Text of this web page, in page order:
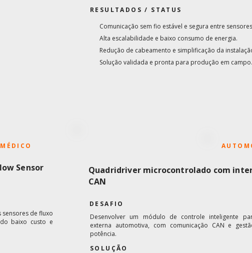
RESULTADOS / STATUS
Comunicação sem fio estável e segura entre
Alta escalabilidade e baixo consumo de energia.
Redução de cabeamento e simplificação da
Solução validada e pronta para produção em campo.
MÉDICO
Sensor
de fluxo
baixo custo e
Quadridriver microcontrolado com
CAN
DESAFIO
Desenvolver um módulo de controle inteligente
externa automotiva, com comunicação CAN e
potência.
SOLUÇÃO